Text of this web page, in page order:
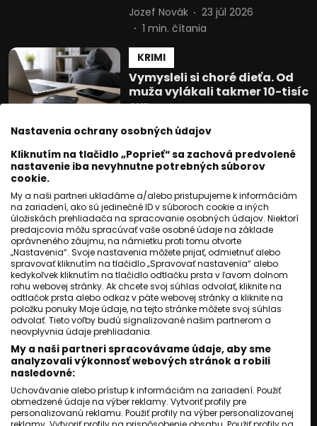
Jozef Novák
23 júl 2026
1 min. čítania
KRIMI
Vymysleli si choré dieťa. Od
muža vylákali takmer 10-tisíc
eur
Jozef Novák
22 júl 2026
KRIMI
Tragédia v Trebišove. Dieťa
po zrážke autom v nemocnici
zomrelo
Jozef Novák
21 júl 2026
1 min. čítania
KRIMI
Hľadal úkryt pred búrkou.
Pád konára ho stál život
Jozef Novák
20 júl 2026
1 min. čítania
KRIMI
Šok v Trebišove. Muž mal
podpáliť byt a následne
Nastavenia ochrany osobných údajov
Kliknutím na tlačidlo „Poprieť“ sa zachová predvolené
nastavenie iba nevyhnutne potrebných súborov
cookie.
My a naši partneri ukladáme a/alebo pristupujeme k informáciám
na zariadení, ako sú jedinečné ID v súboroch cookie a iných
úložiskách prehliadača na spracovanie osobných údajov. Niektorí
predajcovia môžu spracúvať vaše osobné údaje na základe
oprávneného záujmu, na námietku proti tomu otvorte
„Nastavenia“. Svoje nastavenia môžete prijať, odmietnuť alebo
spravovať kliknutím na tlačidlo „Spravovať nastavenia“ alebo
kedykoľvek kliknutím na tlačidlo odtlačku prsta v ľavom dolnom
rohu webovej stránky. Ak chcete svoj súhlas odvolať, kliknite na
odtlačok prsta alebo odkaz v päte webovej stránky a kliknite na
položku ponuky Moje údaje, na tejto stránke môžete svoj súhlas
odvolať. Tieto voľby budú signalizované našim partnerom a
neovplyvnia údaje prehliadania.
My a naši partneri spracovávame údaje, aby sme
analyzovali výkonnosť webových stránok a robili
nasledovné:
Uchovávanie alebo prístup k informáciám na zariadení. Použiť
obmedzené údaje na výber reklamy. Vytvoriť profily pre
personalizovanú reklamu. Použiť profily na výber personalizovanej
reklamy. Vytvoriť profily na prispôsobenie obsahu. Použiť profily na